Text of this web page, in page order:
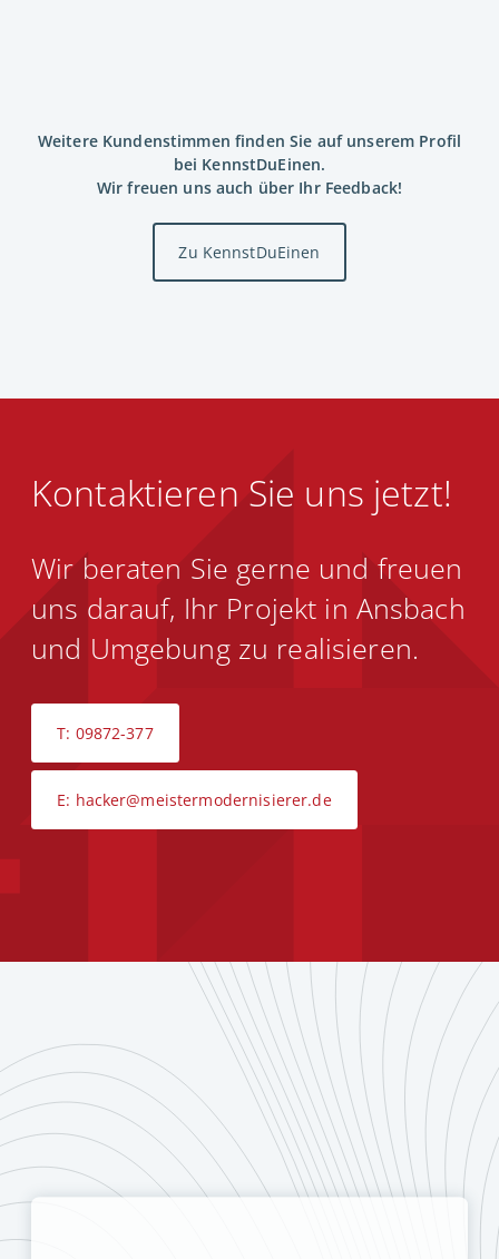
Weitere Kundenstimmen finden Sie auf unserem Profil
bei KennstDuEinen.
Wir freuen uns auch über Ihr Feedback!
Zu KennstDuEinen
Kontaktieren Sie uns jetzt!
Wir beraten Sie gerne und freuen
uns darauf, Ihr Projekt in Ansbach
und Umgebung zu realisieren.
T: 09872-377
E: hacker@meistermodernisierer.de